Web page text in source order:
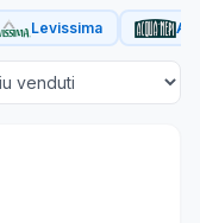
Levissima